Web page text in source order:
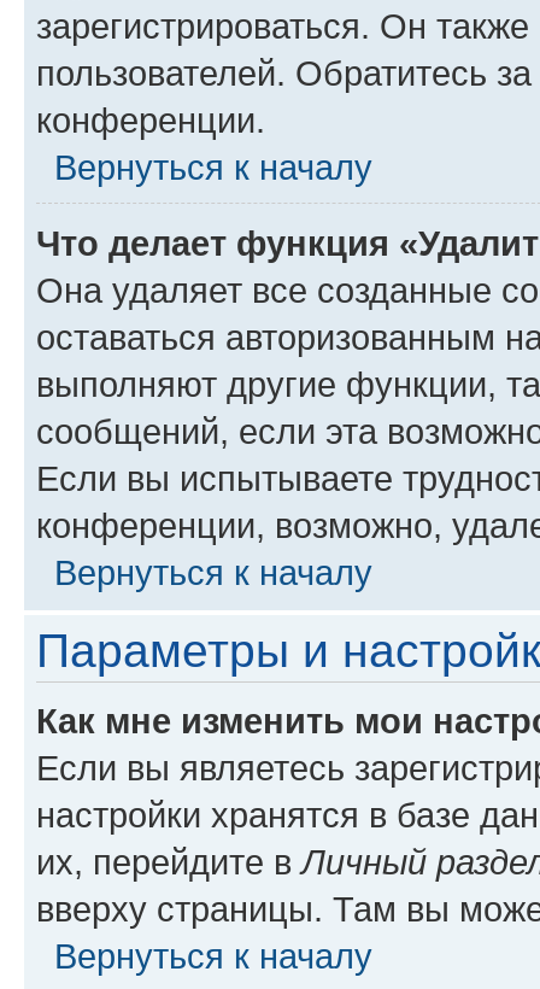
зарегистрироваться. Он
пользователей. Обратитесь
конференции.
Вернуться к началу
Что делает функция
Она удаляет все созданные
оставаться авторизованным
выполняют другие функции,
сообщений, если эта
Если вы испытываете
конференции, возможно,
Вернуться к началу
Параметры и
Как мне изменить мои
Если вы являетесь
настройки хранятся в базе
их, перейдите вЛичный
вверху страницы. Там вы
Вернуться к началу